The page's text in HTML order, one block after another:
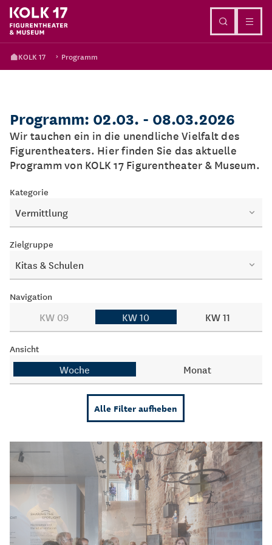
KOLK 17 Programm
Programm: 02.03. - 08.03.2026
Wir tauchen ein in die unendliche Vielfalt des
Figurentheaters. Hier finden Sie das aktuelle
Programm von KOLK 17 Figurentheater & Museum.
Kategorie
Vermittlung
Zielgruppe
Kitas & Schulen
Navigation
KW 09 KW 10 KW 11
Ansicht
Woche Monat
Alle Filter aufheben